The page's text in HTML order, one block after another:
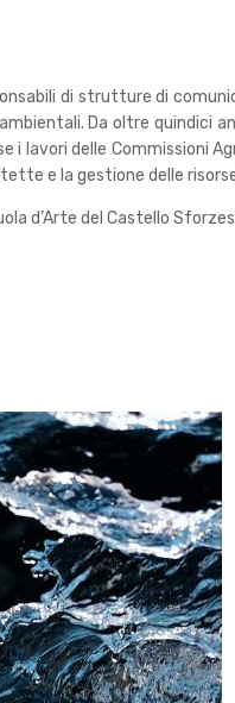
di strutture di
Da oltre quindici
i lavori delle Commissioni
e la gestione delle
d’Arte del Castello